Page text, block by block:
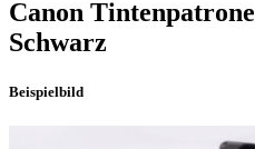
Canon Tintenpatrone
Schwarz
Beispielbild